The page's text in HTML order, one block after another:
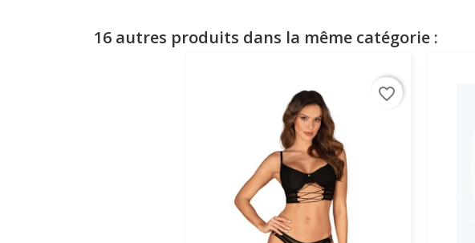
16 autres produits dans la même catégorie :
favorite_border